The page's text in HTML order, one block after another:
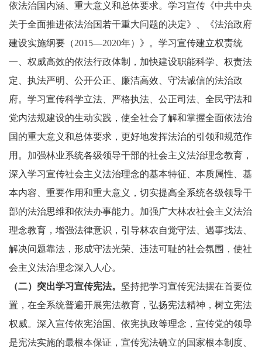
依法治国内涵、重大意义和总体要求。学习宣传《中共中央
关于全面推进依法治国若干重大问题的决定》、《法治政府
建设实施纲要（2015—2020年）》。学习宣传建立权责统
一、权威高效的依法行政体制，加快建设职能科学、权责法
定、执法严明、公开公正、廉洁高效、守法诚信的法治政
府。学习宣传科学立法、严格执法、公正司法、全民守法和
党内法规建设的生动实践，使全社会了解和掌握全面依法治
国的重大意义和总体要求，更好地发挥法治的引领和规范作
用。加强林业系统各级领导干部的社会主义法治理念教育，
深入学习宣传社会主义法治理念的基本特征、本质属性、基
本内容、重要作用和重大意义，切实提高全系统各级领导干
部的法治思维和依法办事能力。加强广大林农社会主义法治
理念教育，增强法律意识，引导林农自觉守法、遇事找法、
解决问题靠法，形成守法光荣、违法可耻的社会氛围，使社
会主义法治理念深入人心。
（二）突出学习宣传宪法。 坚持把学习宣传宪法摆在首要位
置，在全系统普遍开展宪法教育，弘扬宪法精神，树立宪法
权威。深入宣传依宪治国、依宪执政等理念，宣传党的领导
是宪法实施的最根本保证，宣传宪法确立的国家根本制度、